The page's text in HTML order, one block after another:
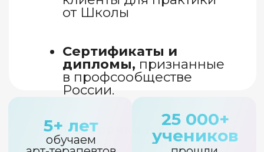
Подписаться
на новости школы